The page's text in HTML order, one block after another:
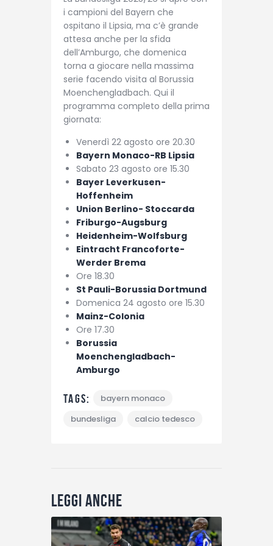
i campioni del Bayern che
ospitano il Lipsia, ma c’è grande
attesa anche per la sfida
dell’Amburgo, che domenica
torna a giocare nella massima
serie facendo visita al Borussia
Moenchengladbach. Qui il
programma completo della prima
giornata:
Venerdì 22 agosto ore 20.30
Bayern Monaco-RB Lipsia
Sabato 23 agosto ore 15.30
Bayer Leverkusen-
Hoffenheim
Union Berlino- Stoccarda
Friburgo-Augsburg
Heidenheim-Wolfsburg
Eintracht Francoforte-
Werder Brema
Ore 18.30
St Pauli-Borussia Dortmund
Domenica 24 agosto ore 15.30
Mainz-Colonia
Ore 17.30
Borussia
Moenchengladbach-
Amburgo
Tags:
bayern monaco
bundesliga
calcio tedesco
Leggi anche